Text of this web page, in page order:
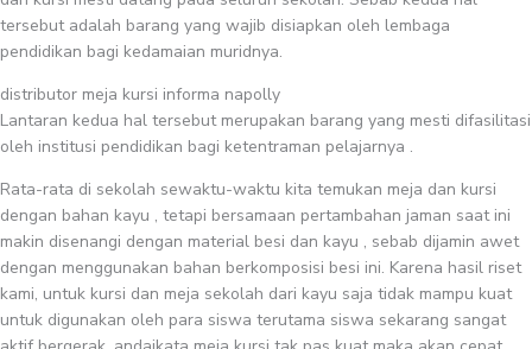
tersebut adalah barang yang wajib disiapkan oleh lembaga
pendidikan bagi kedamaian muridnya.
distributor meja kursi informa napolly
Lantaran kedua hal tersebut merupakan barang yang mesti difasilitasi
oleh institusi pendidikan bagi ketentraman pelajarnya .
Rata-rata di sekolah sewaktu-waktu kita temukan meja dan kursi
dengan bahan kayu , tetapi bersamaan pertambahan jaman saat ini
makin disenangi dengan material besi dan kayu , sebab dijamin awet
dengan menggunakan bahan berkomposisi besi ini. Karena hasil riset
kami, untuk kursi dan meja sekolah dari kayu saja tidak mampu kuat
untuk digunakan oleh para siswa terutama siswa sekarang sangat